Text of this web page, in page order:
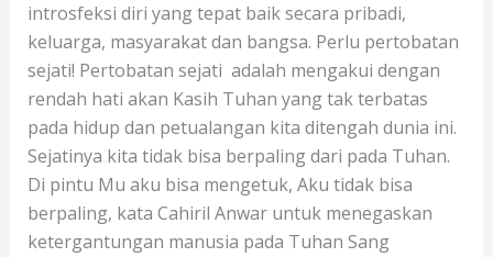
introsfeksi diri yang tepat baik secara pribadi,
keluarga, masyarakat dan bangsa. Perlu pertobatan
sejati! Pertobatan sejati adalah mengakui dengan
rendah hati akan Kasih Tuhan yang tak terbatas
pada hidup dan petualangan kita ditengah dunia ini.
Sejatinya kita tidak bisa berpaling dari pada Tuhan.
Di pintu Mu aku bisa mengetuk, Aku tidak bisa
berpaling, kata Cahiril Anwar untuk menegaskan
ketergantungan manusia pada Tuhan Sang